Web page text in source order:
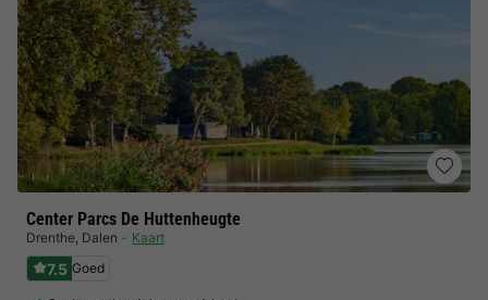
Center Parcs De Huttenheugte
Drenthe, Dalen Kaart
7.5 Goed